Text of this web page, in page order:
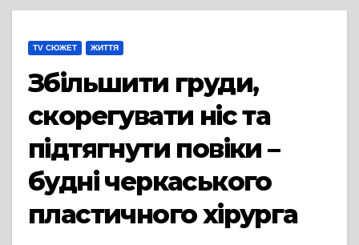
TV СЮЖЕТ ЖИТТЯ
Збільшити груди,
скорегувати ніс та
підтягнути повіки –
будні черкаського
пластичного хірурга